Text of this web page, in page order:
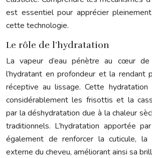
est essentiel pour apprécier
cette technologie.
Le rôle de l’hydratation
La vapeur d’eau pénètre au cœur
l’hydratant en profondeur et la rendant
réceptive au lissage. Cette
considérablement les frisottis et la
par la déshydratation due à la chaleur
traditionnels. L’hydratation apportée
également de renforcer la cuticule, la
externe du cheveu, améliorant ainsi sa